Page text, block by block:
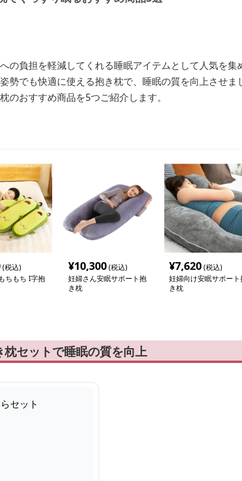
の負担を軽減してくれる睡眠アイテムとして人気を集
勢でも快適に使える抱き枕で、睡眠の質を向上させま
のおすすめ商品を5つご紹介します。
(税込)
ちもち I字抱
¥10,300(税込)
妊婦さん安眠サポート抱
き枕
¥7,620(税込)
妊婦向け安眠サポート
き枕
セットで睡眠の質を向上